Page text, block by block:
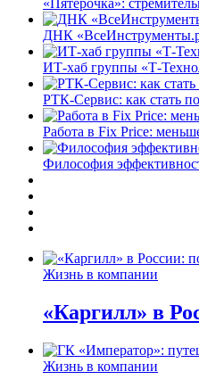
ДНК
ИТ-хаб группы «Т-
РТК-Сервис: как стать
Работа в Fix Price:
Философия
Жизнь в компании
«Каргилл» в
Жизнь в компании